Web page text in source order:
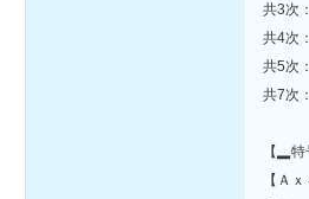
共3次
共4次
共5次
共7次
【▂
【